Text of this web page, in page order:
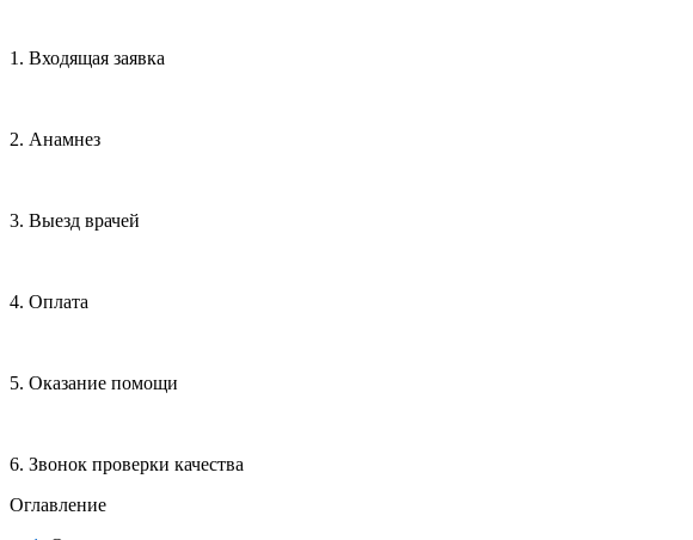
1. Входящая заявка
2. Анамнез
3. Выезд врачей
4. Оплата
5. Оказание помощи
6. Звонок проверки качества
Оглавление